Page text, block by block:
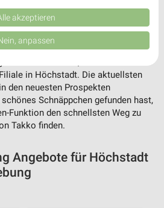
und Route für die
in Höchstadt
in Höchstadt. Die aktuellsten
den neuesten Prospekten
Schnäppchen gefunden hast,
Funktion den schnellsten Weg zu
Takko finden.
Angebote für Höchstadt
Quellen. Entwicklung und
reduzierter Daten zur Auswahl
Union weitergegeben und in die
Anbieter)
Zwecke:
auf Informationen
Daten zur Auswahl von
für personalisierte
akzeptieren
anpassen